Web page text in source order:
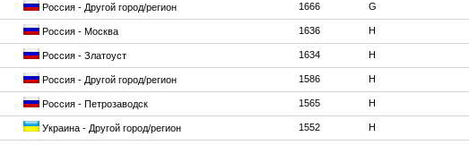
Россия - Другой город/регион 1666 G
Россия - Москва 1636 H
Россия - Златоуст 1634 H
Россия - Другой город/регион 1586 H
Россия - Петрозаводск 1565 H
Украина - Другой город/регион 1552 H